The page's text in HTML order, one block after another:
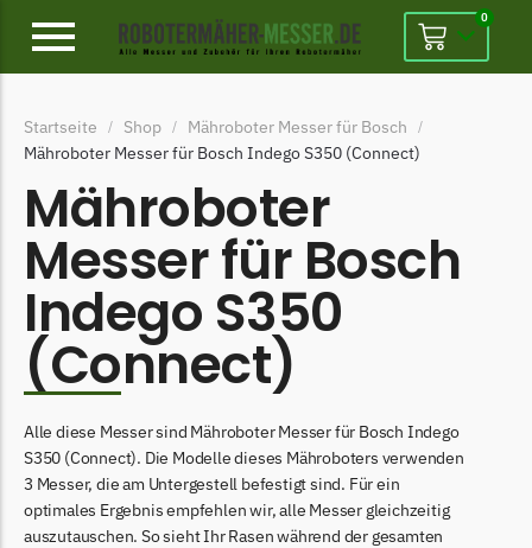
Alpina Messer
Ambrogio
Ambrogio Messer
Begrenzungsdraht
Belrobotics
Belrobotics Messer
Black & Decker
Black & Decker Messer
Begrenzungsdraht
0
Startseite / Shop / Mähroboter Messer für Bosch /
Mähroboter Messer für Bosch Indego S350 (Connect)
Mähroboter
Messer für Bosch
Indego S350
(Connect)
Alle diese Messer sind Mähroboter Messer für Bosch Indego
S350 (Connect). Die Modelle dieses Mähroboters verwenden
3 Messer, die am Untergestell befestigt sind. Für ein
optimales Ergebnis empfehlen wir, alle Messer gleichzeitig
auszutauschen. So sieht Ihr Rasen während der gesamten